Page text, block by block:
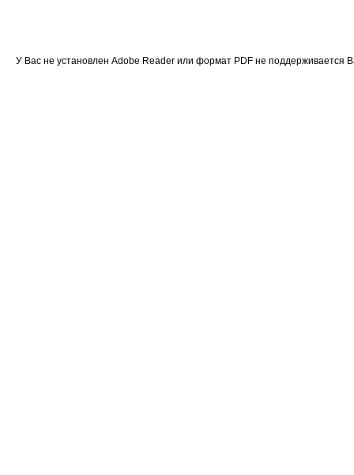
У Вас не установлен Adobe Reader или формат PDF не поддерживается